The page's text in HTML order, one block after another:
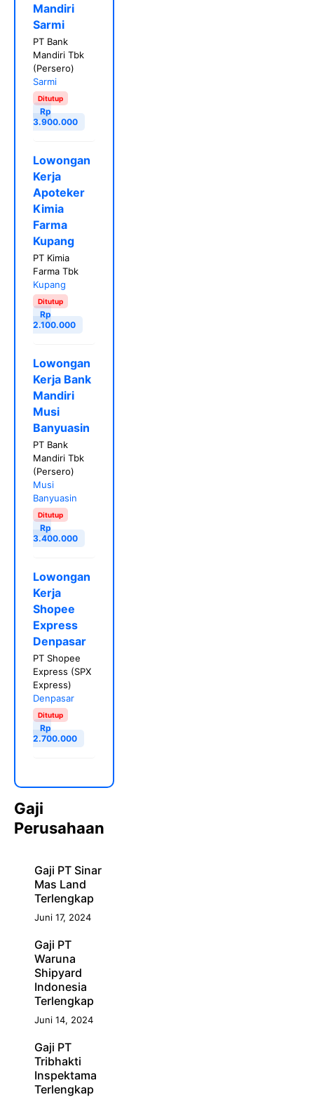
Mandiri
Sarmi
PT Bank
Mandiri Tbk
(Persero)
Sarmi
Ditutup
Rp
3.900.000
Lowongan
Kerja
Apoteker
Kimia
Farma
Kupang
PT Kimia
Farma Tbk
Kupang
Ditutup
Rp
2.100.000
Lowongan
Kerja Bank
Mandiri
Musi
Banyuasin
PT Bank
Mandiri Tbk
(Persero)
Musi
Banyuasin
Ditutup
Rp
3.400.000
Lowongan
Kerja
Shopee
Express
Denpasar
PT Shopee
Express (SPX
Express)
Denpasar
Ditutup
Rp
2.700.000
Gaji
Perusahaan
Gaji PT Sinar
Mas Land
Terlengkap
Juni 17, 2024
Gaji PT
Waruna
Shipyard
Indonesia
Terlengkap
Juni 14, 2024
Gaji PT
Tribhakti
Inspektama
Terlengkap